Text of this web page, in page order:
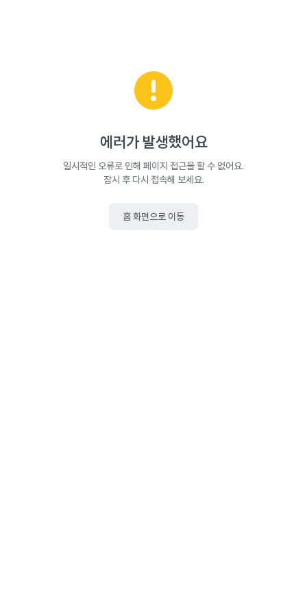
에러가 발생했어요
일시적인 오류로 인해 페이지 접근을 할 수 없어요.
잠시 후 다시 접속해 보세요.
홈 화면으로 이동